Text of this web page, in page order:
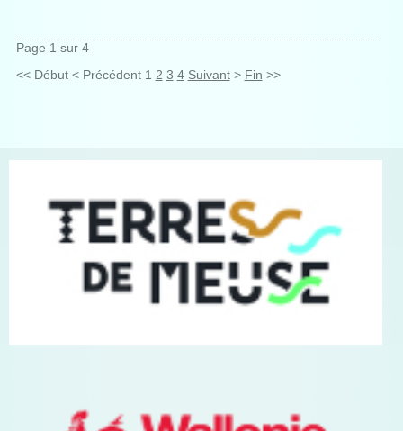
Page 1 sur 4
<< Début< Précédent 1 2 3 4 Suivant> Fin >>